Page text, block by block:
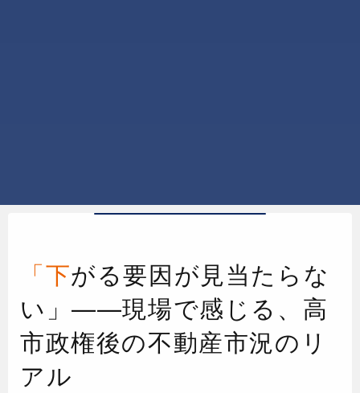
「下がる要因が見当たらな
い」——現場で感じる、高
市政権後の不動産市況のリ
アル